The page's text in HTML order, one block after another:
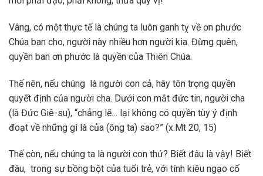
Vâng, có một thực tế là chúng ta luôn ganh tỵ về ơn phước
Chúa ban cho, người này nhiều hơn người kia. Đừng quên,
quyền ban ơn phước là quyền của Thiên Chúa.
Thế nên, nếu chúng là người con cả, hãy tôn trọng quyền
quyết định của người cha. Dưới con mắt đức tin, người cha
(là Đức Giê-su), “chẳng lẽ… lại không có quyền tùy ý định
đoạt về những gì là của (ông ta) sao?” (x.Mt 20, 15)
Thế còn, nếu chúng ta là người con thứ? Biết đâu là vậy! Biết
đâu, trong sự bồng bột của tuổi trẻ, với tính kiêu ngạo cố